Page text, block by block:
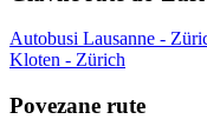
Autobusi Lausanne -
Kloten - Zürich
Povezane rute